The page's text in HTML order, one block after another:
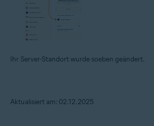
Ihr Server-Standort wurde soeben geändert.
Aktualisiert am: 02.12.2025